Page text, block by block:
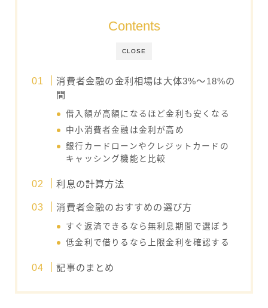
CLOSE
Contents
消費者金融の金利相場は大体3%～18%の
間
借入額が高額になるほど金利も安くなる
中小消費者金融は金利が高め
銀行カードローンやクレジットカードの
キャッシング機能と比較
利息の計算方法
消費者金融のおすすめの選び方
すぐ返済できるなら無利息期間で選ぼう
低金利で借りるなら上限金利を確認する
記事のまとめ